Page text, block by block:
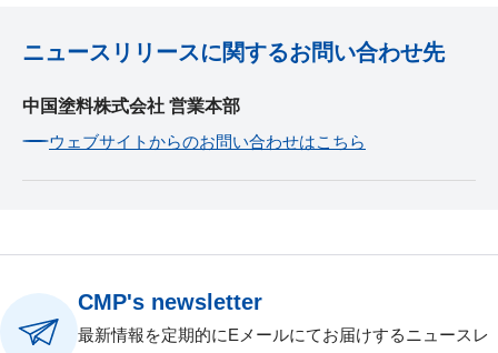
ニュースリリースに関するお問い合わせ先
中国塗料株式会社 営業本部
ウェブサイトからのお問い合わせはこちら
CMP's newsletter
最新情報を定期的にEメールにてお届けするニュースレ